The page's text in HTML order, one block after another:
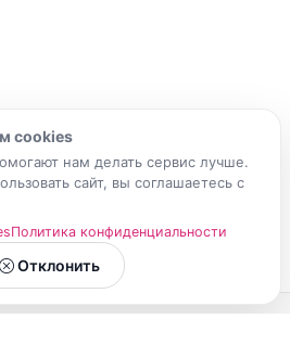
cookies
нам делать сервис лучше.
сайт, вы соглашаетесь с
Политика конфиденциальности
Отклонить